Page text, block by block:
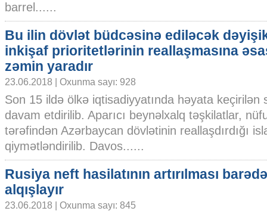
barrel......
Bu ilin dövlət büdcəsinə ediləcək
inkişaf prioritetlərinin reallaşmasına
zəmin yaradır
23.06.2018 | Oxunma sayı: 928
Son 15 ildə ölkə iqtisadiyyatında həyata keçirilən
davam etdirilib. Aparıcı beynəlxalq təşkilatlar,
tərəfindən Azərbaycan dövlətinin reallaşdırdığı
qiymətləndirilib. Davos......
Rusiya neft hasilatının artırılması
alqışlayır
23.06.2018 | Oxunma sayı: 845